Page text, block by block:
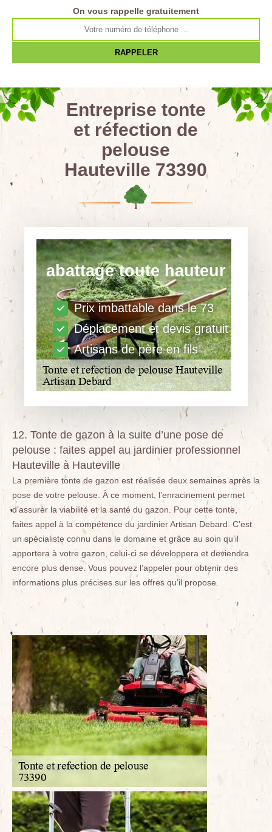
abattage toute hauteur
Prix imbattable dans le 73
Déplacement et devis gratuit
Artisans de père en fils
On vous rappelle gratuitement
Entreprise tonte
et réfection de
pelouse
Hauteville 73390
12. Tonte de gazon à la suite d’une pose de
pelouse : faites appel au jardinier professionnel
Hauteville à Hauteville
La première tonte de gazon est réalisée deux semaines après la
pose de votre pelouse. À ce moment, l’enracinement permet
d’assurer la viabilité et la santé du gazon. Pour cette tonte,
faites appel à la compétence du jardinier Artisan Debard. C’est
un spécialiste connu dans le domaine et grâce au soin qu’il
apportera à votre gazon, celui-ci se développera et deviendra
encore plus dense. Vous pouvez l’appeler pour obtenir des
informations plus précises sur les offres qu’il propose.